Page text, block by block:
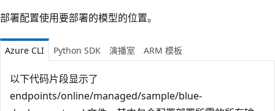
部署配置使用要部署的模型的位置。
Azure CLI Python SDK 演播室 ARM 模板
以下代码片段显示了
endpoints/online/managed/sample/blue-